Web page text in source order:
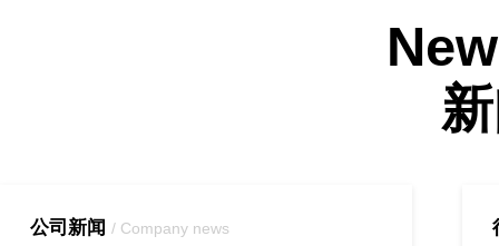
公司新闻 / Company news